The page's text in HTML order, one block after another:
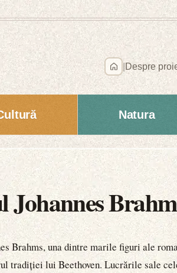
Despre
Natura
Johannes
Brahms, una dintre marile figuri ale
tradiției lui Beethoven. Lucrările sale